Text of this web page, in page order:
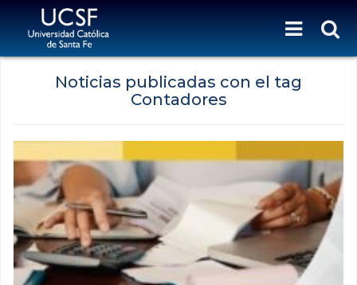
Noticias publicadas con el tag
Contadores